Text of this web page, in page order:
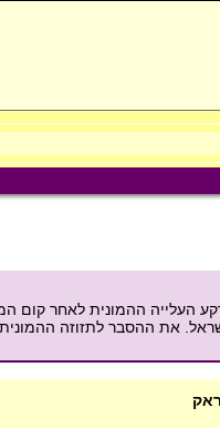
העלייה ההמונית לאחר קום
את ההסבר לתזוזה